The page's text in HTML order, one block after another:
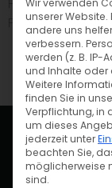
Feedback per E-
Wir verwenden
unserer Website.
andere uns
verbessern.
werden (z. B. IP-
und Inhalte oder
Weitere
finden Sie in
Verpflichtung, in
um dieses
jederzeit unter
beachten Sie,
möglicherweise
sind.